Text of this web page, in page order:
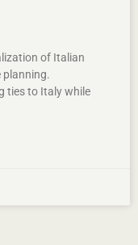
of Italian
ties to Italy while